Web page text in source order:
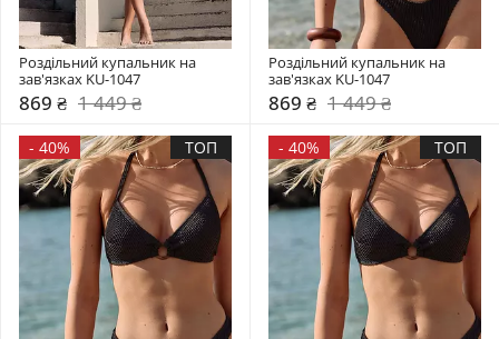
Роздільний купальник на
зав'язках KU-1047
869 ₴ 1 449 ₴
Роздільний купальник на
зав'язках KU-1047
869 ₴ 1 449 ₴
- 40% ТОП - 40% ТОП